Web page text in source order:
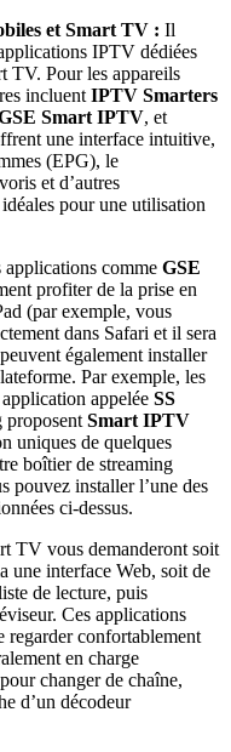
et Smart TV : Il
IPTV dédiées
TV. Pour les appareils
incluent IPTV Smarters
Smart IPTV, et
une interface intuitive,
(EPG), le
et d’autres
pour une utilisation
comme GSE
profiter de la prise en
(par exemple, vous
dans Safari et il sera
également installer
Par exemple, les
appelée SS
proposent Smart IPTV
uniques de quelques
boîtier de streaming
pouvez installer l’une des
ci-dessus.
TV vous demanderont soit
une interface Web, soit de
de lecture, puis
Ces applications
regarder confortablement
en charge
changer de chaîne,
d’un décodeur